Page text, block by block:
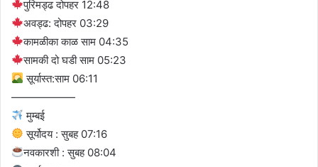
पुरिमड्ढ दोपहर 12:48
अवड्ढ: दोपहर 03:29
कामळीका काळ साम 04:35
सामकी दो घडी साम 05:23
सूर्यास्त:साम 06:11
——————
मुम्बई
सूर्योदय : सुबह 07:16
नवकारशी : सुबह 08:04